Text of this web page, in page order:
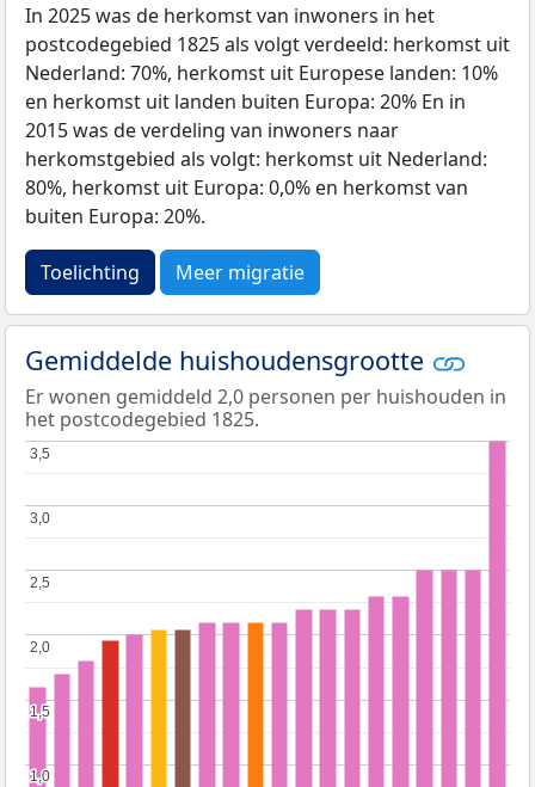
In 2025 was de herkomst van inwoners in het
postcodegebied 1825 als volgt verdeeld: herkomst uit
Nederland: 70%, herkomst uit Europese landen: 10%
en herkomst uit landen buiten Europa: 20% En in
2015 was de verdeling van inwoners naar
herkomstgebied als volgt: herkomst uit Nederland:
80%, herkomst uit Europa: 0,0% en herkomst van
buiten Europa: 20%.
Toelichting Meer migratie
Gemiddelde huishoudensgrootte
Er wonen gemiddeld 2,0 personen per huishouden in
het postcodegebied 1825.
1,0
1,0
1,5
1,5
2,0
2,0
2,5
2,5
3,0
3,0
3,5
3,5